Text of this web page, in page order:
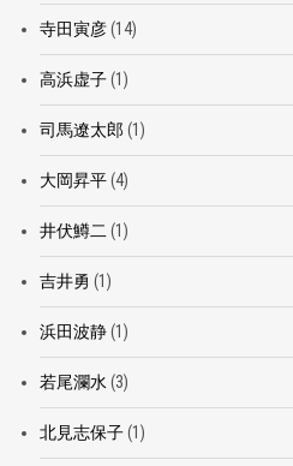
寺田寅彦(14)
高浜虚子(1)
司馬遼太郎 (1)
大岡昇平(4)
井伏鱒二 (1)
吉井勇 (1)
浜田波静(1)
若尾瀾水 (3)
北見志保子(1)